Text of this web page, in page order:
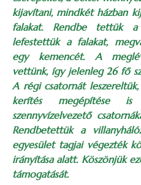
kijavítani, mindkét házban
falakat. Rendbe tettük
lefestettük a falakat,
egy kemencét. A
vettünk, így jelenleg 26 fő
A régi csatornát
kerítés megépítése
szennyvízelvezető
Rendbetettük a
egyesület tagjai végezték
irányítása alatt. Köszönjük
támogatását.